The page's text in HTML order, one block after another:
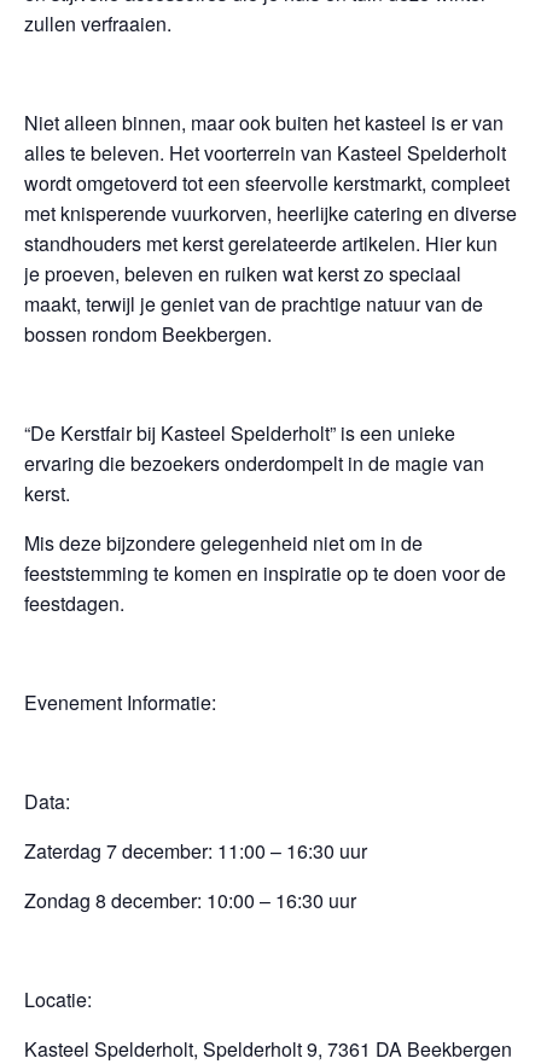
zullen verfraaien.
Niet alleen binnen, maar ook buiten het kasteel is er van
alles te beleven. Het voorterrein van Kasteel Spelderholt
wordt omgetoverd tot een sfeervolle kerstmarkt, compleet
met knisperende vuurkorven, heerlijke catering en diverse
standhouders met kerst gerelateerde artikelen. Hier kun
je proeven, beleven en ruiken wat kerst zo speciaal
maakt, terwijl je geniet van de prachtige natuur van de
bossen rondom Beekbergen.
“De Kerstfair bij Kasteel Spelderholt” is een unieke
ervaring die bezoekers onderdompelt in de magie van
kerst.
Mis deze bijzondere gelegenheid niet om in de
feeststemming te komen en inspiratie op te doen voor de
feestdagen.
Evenement Informatie:
Data:
Zaterdag 7 december: 11:00 – 16:30 uur
Zondag 8 december: 10:00 – 16:30 uur
Locatie:
Kasteel Spelderholt, Spelderholt 9, 7361 DA Beekbergen